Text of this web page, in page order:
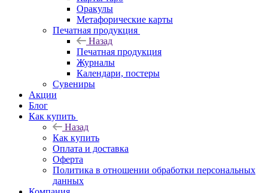
Оракулы
Метафорические карты
Печатная продукция
Назад
Печатная продукция
Журналы
Календари, постеры
Сувениры
Акции
Блог
Как купить
Назад
Как купить
Оплата и доставка
Оферта
Политика в отношении обработки персональных
данных